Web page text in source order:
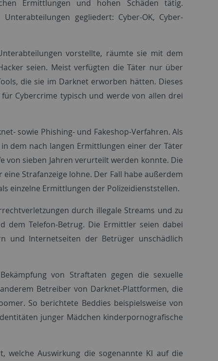
Ermittlungen und hohen Schäden tätig.
gegliedert: Cyber-OK, Cyber-
vorstellte, räumte sie mit dem
seien. Meist verfügten die Täter nur über
die sie im Darknet erworben hätten. Dieses
Cybercrime typisch und werde von allen drei
sowie Phishing- und Fakeshop-Verfahren. Als
dem nach langen Ermittlungen einer der Täter
sieben Jahren verurteilt werden konnte. Die
Strafanzeige lohne. Der Fall habe außerdem
einzelne Ermittlungen der Polizeidienststellen.
durch illegale Streams und zu
dem Telefon-Betrug. Die Ermittler seien dabei
und Internetseiten der Betrüger unschädlich
von Straftaten gegen die sexuelle
Betreiber von Darknet-Plattformen, die
So berichtete Beddies beispielsweise von
junger Mädchen kinderpornografische
welche Auswirkung die sogenannte KI auf die